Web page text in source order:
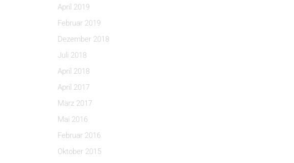
April 2019
Februar 2019
Dezember 2018
Juli 2018
April 2018
April 2017
März 2017
Mai 2016
Februar 2016
Oktober 2015